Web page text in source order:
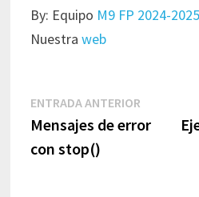
By: Equipo M9 FP 2024-2025
Nuestraweb
Navegación
entradas
ENTRADA ANTERIOR
anterior:
Mensajes de error
con stop()